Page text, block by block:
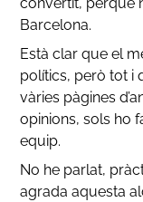
convertit, perquè
Barcelona.
Està clar que el
polítics, però tot i
vàries pàgines
opinions, sols ho
equip.
No he parlat,
agrada aquesta